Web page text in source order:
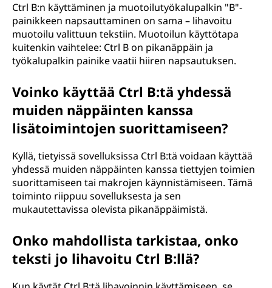
Ctrl B:n käyttäminen ja muotoilutyökalupalkin "B"-
painikkeen napsauttaminen on sama – lihavoitu
muotoilu valittuun tekstiin. Muotoilun käyttötapa
kuitenkin vaihtelee: Ctrl B on pikanäppäin ja
työkalupalkin painike vaatii hiiren napsautuksen.
Voinko käyttää Ctrl B:tä yhdessä
muiden näppäinten kanssa
lisätoimintojen suorittamiseen?
Kyllä, tietyissä sovelluksissa Ctrl B:tä voidaan käyttää
yhdessä muiden näppäinten kanssa tiettyjen toimien
suorittamiseen tai makrojen käynnistämiseen. Tämä
toiminto riippuu sovelluksesta ja sen
mukautettavissa olevista pikanäppäimistä.
Onko mahdollista tarkistaa, onko
teksti jo lihavoitu Ctrl B:llä?